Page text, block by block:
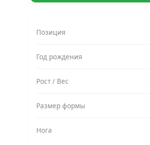
Позиция
Год рождения
Рост / Вес
Размер формы
Нога